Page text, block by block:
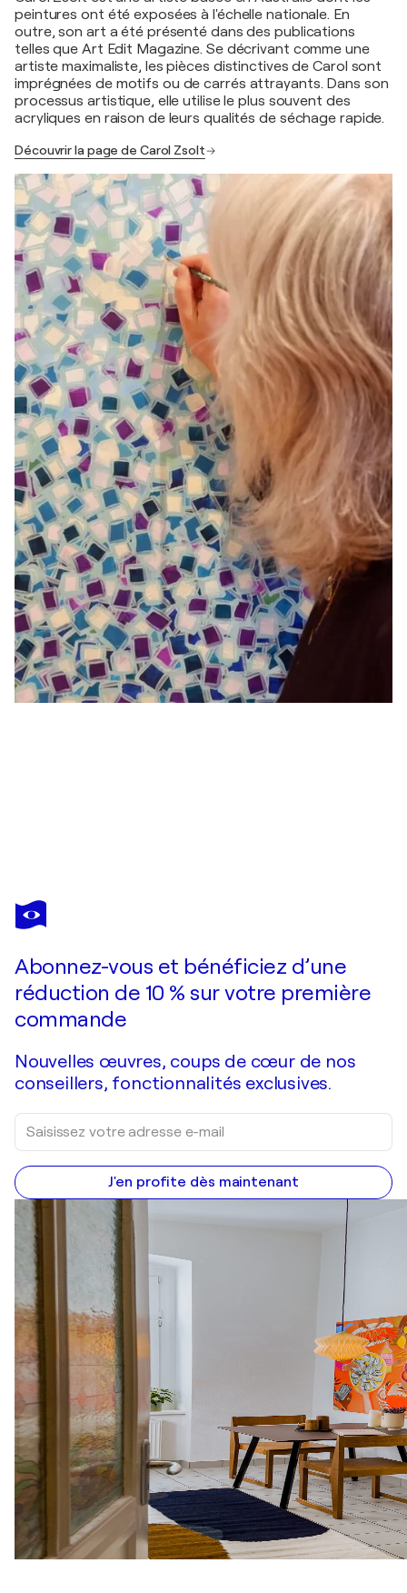
peintures ont été exposées à l'échelle nationale. En
outre, son art a été présenté dans des publications
telles que Art Edit Magazine. Se décrivant comme une
artiste maximaliste, les pièces distinctives de Carol sont
imprégnées de motifs ou de carrés attrayants. Dans son
processus artistique, elle utilise le plus souvent des
acryliques en raison de leurs qualités de séchage rapide.
Découvrir la page de Carol Zsolt
CAROL
ZSOLT
Je passe commande
Abonnez-vous et bénéficiez d’une
réduction de 10 % sur votre première
commande
Nouvelles œuvres, coups de cœur de nos
conseillers, fonctionnalités exclusives.
J'en profite dès maintenant